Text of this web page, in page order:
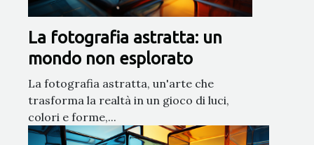
La fotografia astratta: un
mondo non esplorato
La fotografia astratta, un'arte che
trasforma la realtà in un gioco di luci,
colori e forme,...